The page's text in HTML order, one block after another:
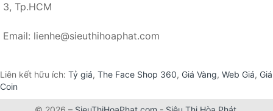
3, Tp.HCM
Email: lienhe@sieuthihoaphat.com
Liên kết hữu ích: Tỷ giá, The Face Shop 360, Giá Vàng, Web Giá, Giá
Coin